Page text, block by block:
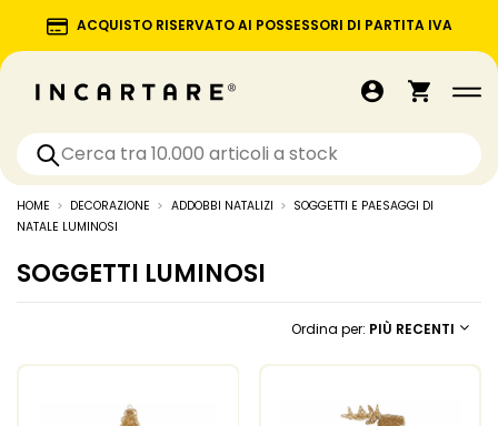
ACQUISTO RISERVATO AI POSSESSORI DI PARTITA IVA
HOME DECORAZIONE ADDOBBI NATALIZI
SOGGETTI E PAESAGGI DI
NATALE LUMINOSI
SOGGETTI LUMINOSI
Ordina per: PIÙ RECENTI